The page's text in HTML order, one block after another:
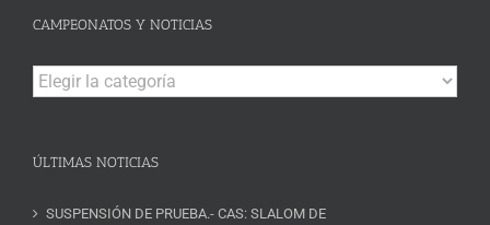
CAMPEONATOS Y NOTICIAS
Campeonatos
y
ÚLTIMAS NOTICIAS
SUSPENSIÓN DE PRUEBA.- CAS: SLALOM DE